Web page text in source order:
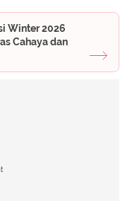
Winter 2026
Cahaya dan